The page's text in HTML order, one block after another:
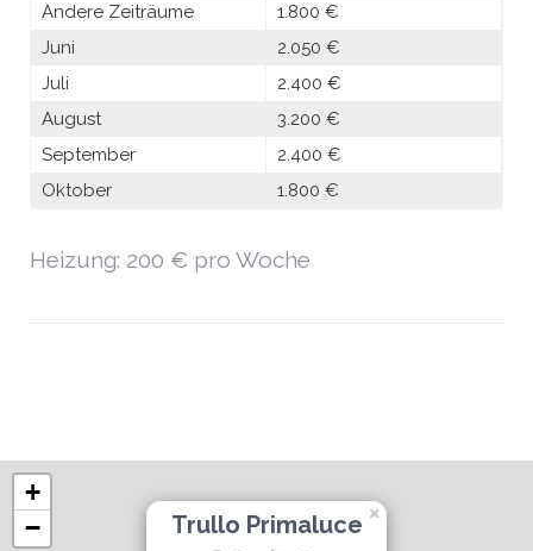
Andere Zeiträume
1.800 €
Juni
2.050 €
Juli
2.400 €
August
3.200 €
September
2.400 €
Oktober
1.800 €
Heizung: 200 € pro Woche
Trullo Primaluce ×
+
−